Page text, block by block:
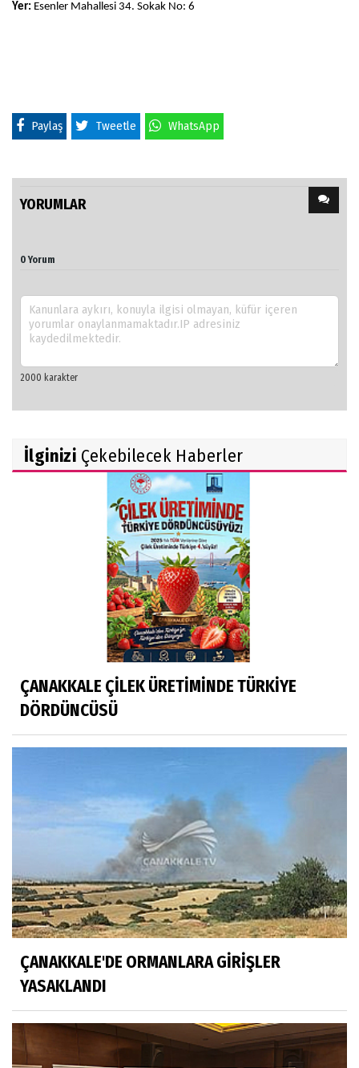
Yer: Esenler Mahallesi 34. Sokak No: 6
Paylaş Tweetle WhatsApp
YORUMLAR
0 Yorum
İlginizi Çekebilecek Haberler
ÇANAKKALE ÇİLEK ÜRETİMİNDE TÜRKİYE
DÖRDÜNCÜSÜ
ÇANAKKALE'DE ORMANLARA GİRİŞLER
YASAKLANDI